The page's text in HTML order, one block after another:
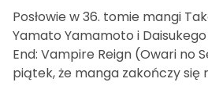
Posłowie w 36. tomie mangi
Yamato Yamamoto i
End: Vampire Reign (Owari no
piątek, że manga zakończy się